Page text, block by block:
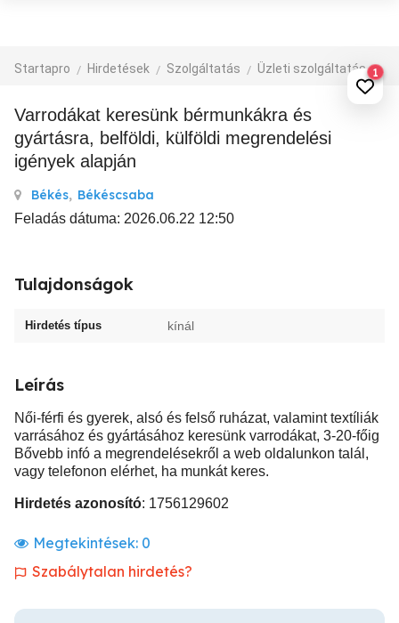
Startapro Hirdetések Szolgáltatás Üzleti szolgáltatás 1
Varrodákat keresünk bérmunkákra és
gyártásra, belföldi, külföldi megrendelési
igények alapján
Békés, Békéscsaba
Feladás dátuma: 2026.06.22 12:50
Tulajdonságok
Hirdetés típus kínál
Leírás
Női-férfi és gyerek, alsó és felső ruházat, valamint textíliák
varrásához és gyártásához keresünk varrodákat, 3-20-főig
Bővebb infó a megrendelésekről a web oldalunkon talál,
vagy telefonon elérhet, ha munkát keres.
Hirdetés azonosító: 1756129602
Megtekintések: 0
Szabálytalan hirdetés?